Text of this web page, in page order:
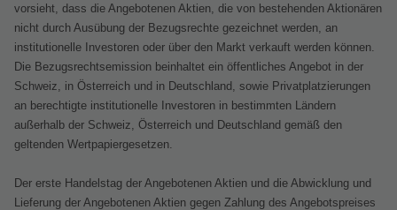
vorsieht, dass die Angebotenen Aktien, die von bestehenden Aktionären
nicht durch Ausübung der Bezugsrechte gezeichnet werden, an
institutionelle Investoren oder über den Markt verkauft werden können.
Die Bezugsrechtsemission beinhaltet ein öffentliches Angebot in der
Schweiz, in Österreich und in Deutschland, sowie Privatplatzierungen
an berechtigte institutionelle Investoren in bestimmten Ländern
außerhalb der Schweiz, Österreich und Deutschland gemäß den
geltenden Wertpapiergesetzen.
Der erste Handelstag der Angebotenen Aktien und die Abwicklung und
Lieferung der Angebotenen Aktien gegen Zahlung des Angebotspreises